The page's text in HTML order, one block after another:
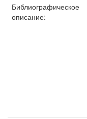
Библиографическое
описание: